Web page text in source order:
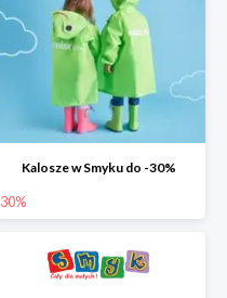
Kalosze w Smyku do -30%
30%